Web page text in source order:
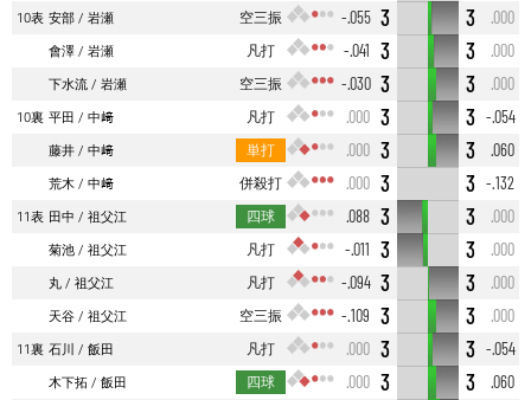
10表 安部 岩瀬 空三振 -.055 3 3
.000
會澤
岩瀬 凡打 -.041 3 3
.000
下水流
岩瀬 空三振 -.030 3 3
.000
10裏 平田 中﨑 凡打 .000 3 3 -.054
藤井
中﨑 単打 .000 3 3
.060
荒木
中﨑 併殺打 .000 3 3 -.132
11表 田中 祖父江 四球 .088 3 3
.000
菊池
祖父江 凡打 -.011 3 3
.000
丸
祖父江 凡打 -.094 3 3
.000
天谷
祖父江 空三振 -.109 3 3
.000
11裏 石川 飯田 凡打 .000 3 3 -.054
木下拓
飯田 四球 .000 3 3
.060